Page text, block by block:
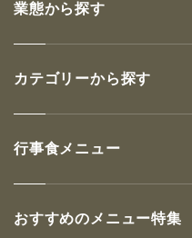
業態から探す
カテゴリーから探す
行事食メニュー
おすすめのメニュー特集